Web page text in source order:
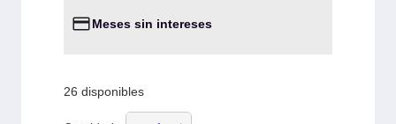
Meses sin intereses
26 disponibles